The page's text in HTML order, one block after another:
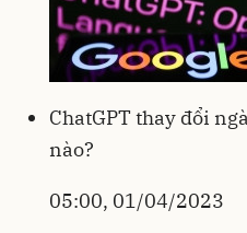
ChatGPT thay đổi
nào?
05:00, 01/04/2023